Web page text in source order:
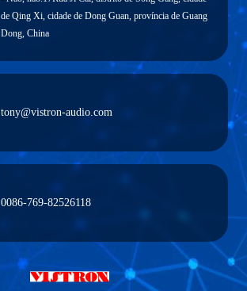
de Qing Xi, cidade de Dong Guan, província de Guang
Dong, China
tony@vistron-audio.com
0086-769-82526118